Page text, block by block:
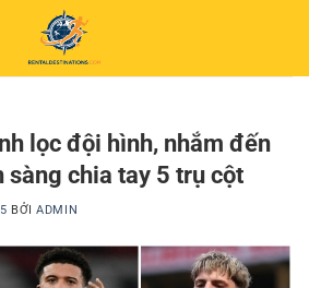
lọc đội hình, nhắm đến
sàng chia tay 5 trụ cột
BỞIADMIN